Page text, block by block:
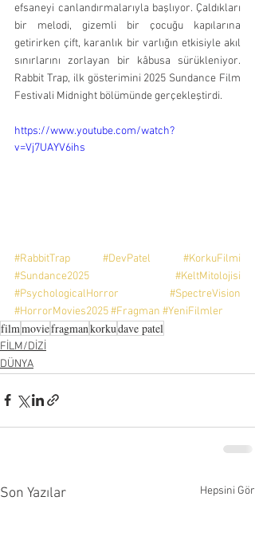
efsaneyi canlandırmalarıyla başlıyor. Çaldıkları
bir melodi, gizemli bir çocuğu kapılarına
getirirken çift, karanlık bir varlığın etkisiyle akıl
sınırlarını zorlayan bir kâbusa sürükleniyor.
Rabbit Trap, ilk gösterimini 2025 Sundance Film
Festivali Midnight bölümünde gerçekleştirdi.
https://www.youtube.com/watch?
v=Vj7UAYV6ihs
#RabbitTrap #DevPatel
#KorkuFilmi
#Sundance2025
#KeltMitolojisi
#PsychologicalHorror
#SpectreVision
#HorrorMovies2025#Fragman #YeniFilmler
filmmoviefragmankorkudave patel
FİLM/DİZİ
DÜNYA
Son Yazılar Hepsini Gör